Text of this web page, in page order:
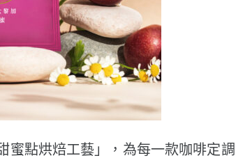
蜜點烘焙工藝」，為每一款咖啡定調